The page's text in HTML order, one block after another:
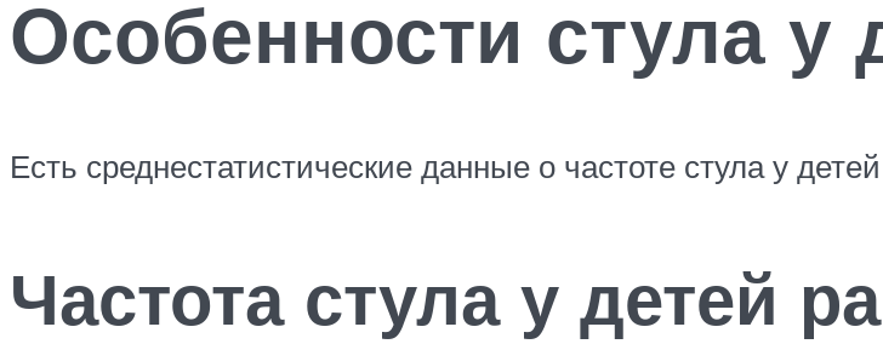
Особенности стула у
Есть среднестатистические данные о частоте стула у
Частота стула у детей